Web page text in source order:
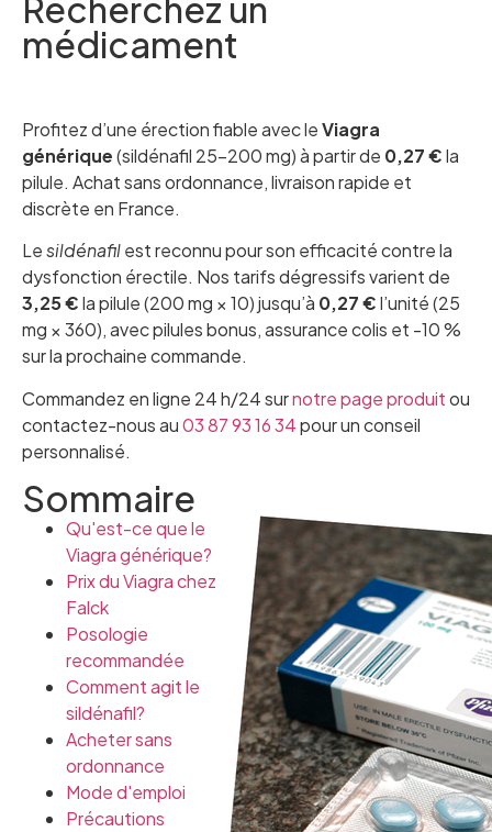
Recherchez un
médicament
Profitez d’une érection fiable avec leViagra
générique(sildénafil 25-200 mg) à partir de 0,27 €la
pilule. Achat sans ordonnance, livraison rapide et
discrète en France.
Lesildénafilest reconnu pour son efficacité contre la
dysfonction érectile. Nos tarifs dégressifs varient de
3,25 €la pilule (200 mg × 10) jusqu’à 0,27 €l’unité (25
mg × 360), avec pilules bonus, assurance colis et -10 %
sur la prochaine commande.
Commandez en ligne 24 h/24 surnotre page produitou
contactez-nous au03 87 93 16 34pour un conseil
personnalisé.
Sommaire
Qu'est-ce que le
Viagra générique?
Prix du Viagra chez
Falck
Posologie
recommandée
Comment agit le
sildénafil?
Acheter sans
ordonnance
Mode d'emploi
Précautions